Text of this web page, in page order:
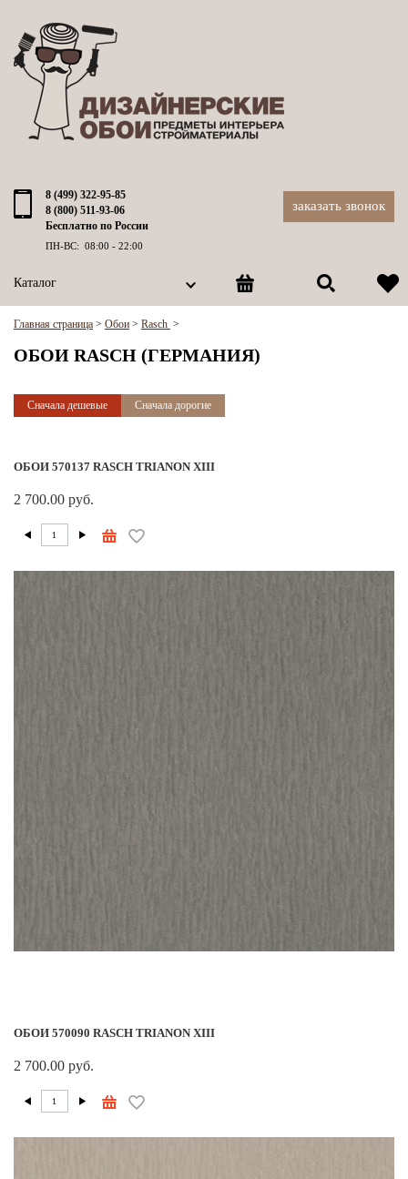
8 (499) 322-95-85
8 (800) 511-93-06
Бесплатно по России
ПН-ВС: 08:00 - 22:00
заказать звонок
Каталог
Главная страница > Обои > Rasch >
ОБОИ RASCH (ГЕРМАНИЯ)
Сначала дешевые Сначала дорогие
ОБОИ 570137 RASCH TRIANON XIII
2 700.00 руб.
ОБОИ 570090 RASCH TRIANON XIII
2 700.00 руб.